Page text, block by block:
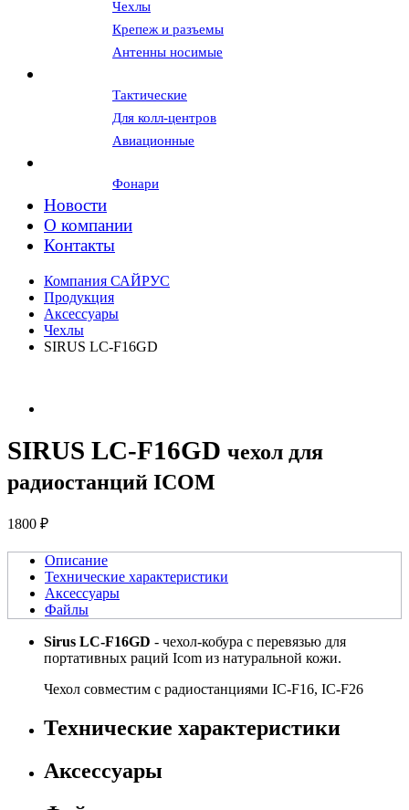
Чехлы
Крепеж и разъемы
Антенны носимые
Тактические
Для колл-центров
Авиационные
Фонари
Новости
О компании
Контакты
Компания САЙРУС
Продукция
Аксессуары
Чехлы
SIRUS LC-F16GD
SIRUS LC-F16GD чехол для
радиостанций ICOM
1800 ₽
Описание
Технические характеристики
Аксессуары
Файлы
Sirus LC-F16GD - чехол-кобура с перевязью для
портативных раций Icom из натуральной кожи.
Чехол совместим с радиостанциями IC-F16, IC-F26
Технические характеристики
Аксессуары